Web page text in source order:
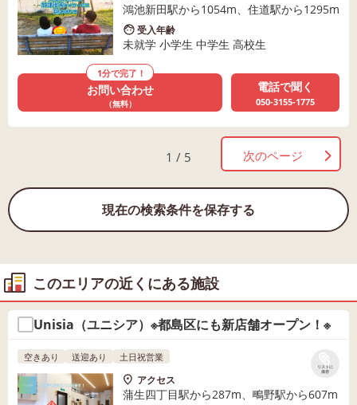
鴻池新田駅から1054m、住道駅から1295m
受入年齢
未就学 小学生 中学生 高校生
1分で完了！
お問い合わせ
（無料）
電話で聞く
050-3155-1775
1 / 5 次のページ
現在の検索条件を保存する
このエリアの近くにある施設
Unisia（ユニシア）※都島区にも新店舗オープン！※
リストに
保存
空きあり 送迎あり 土日祝営業
アクセス
蒲生四丁目駅から287m、鴫野駅から607m